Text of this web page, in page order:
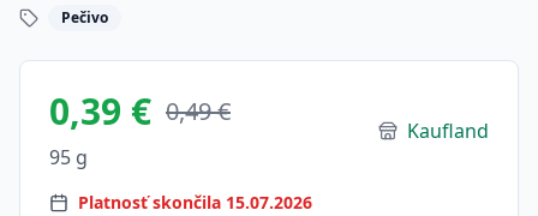
Pečivo
0,39 € 0,49 €
95 g
Kaufland
Platnosť skončila 15.07.2026